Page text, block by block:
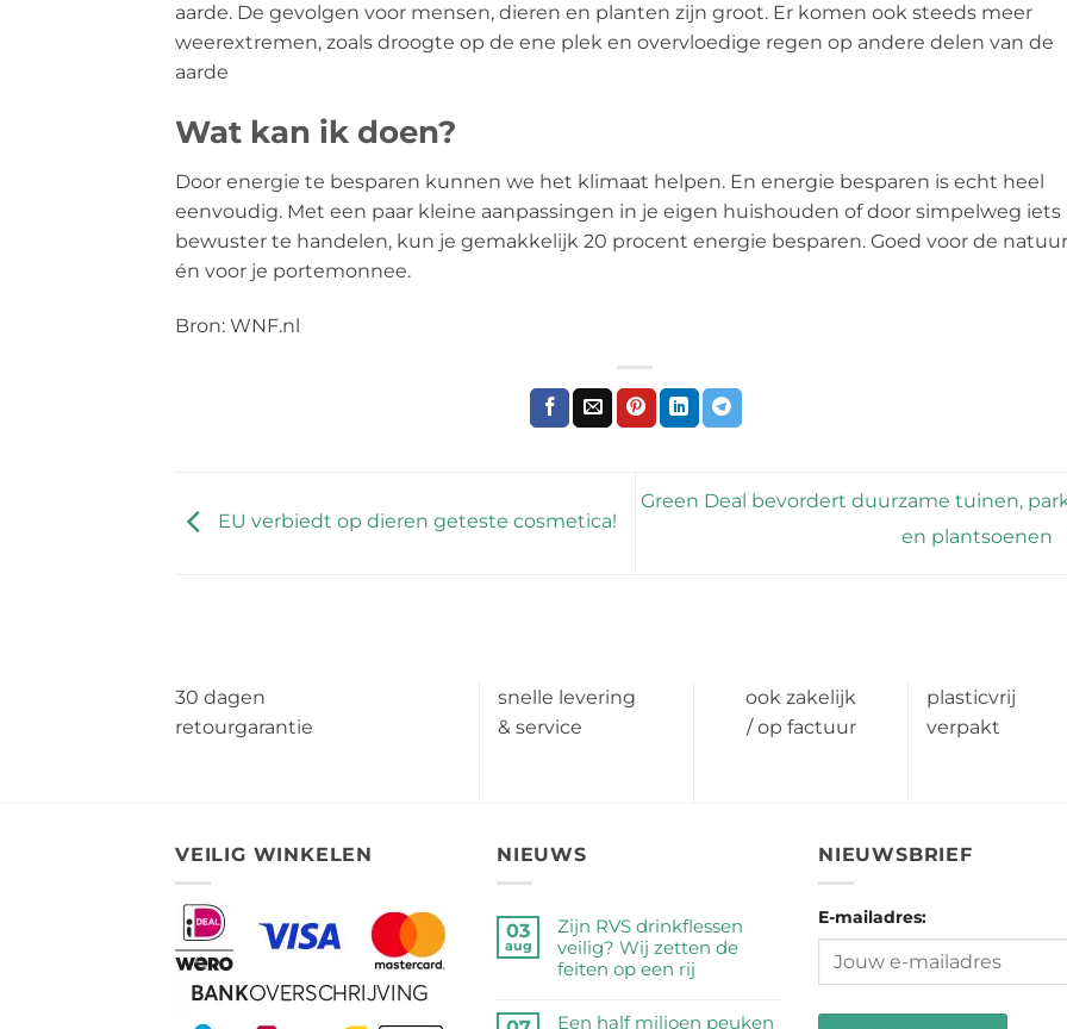
aarde. De gevolgen voor mensen, dieren en planten zijn groot. Er komen ook steeds meer
weerextremen, zoals droogte op de ene plek en overvloedige regen op andere delen van de
aarde
Wat kan ik doen?
Door energie te besparen kunnen we het klimaat helpen. En energie besparen is echt heel
eenvoudig. Met een paar kleine aanpassingen in je eigen huishouden of door simpelweg iets
bewuster te handelen, kun je gemakkelijk 20 procent energie besparen. Goed voor de natuur
én voor je portemonnee.
Bron: WNF.nl
EU verbiedt op dieren geteste cosmetica!
Green Deal bevordert duurzame tuinen,
en plantsoenen
30 dagen
retourgarantie
snelle levering
& service
ook zakelijk
/ op factuur
plasticvrij
verpakt
VEILIG WINKELEN NIEUWS
03
aug
Zijn RVS drinkflessen
veilig? Wij zetten de
feiten op een rij
reacties
Een half miljoen peuken
NIEUWSBRIEF
E-mailadres: